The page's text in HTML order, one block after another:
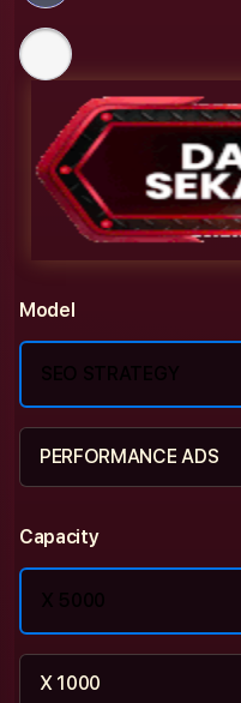
Model
SEO STRATEGY
PERFORMANCE ADS
Capacity
X 5000
X 1000